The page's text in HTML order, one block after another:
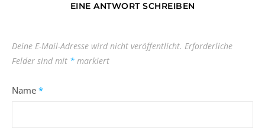
EINE ANTWORT SCHREIBEN
Deine E-Mail-Adresse wird nicht veröffentlicht. Erforderliche
Felder sind mit * markiert
Name *